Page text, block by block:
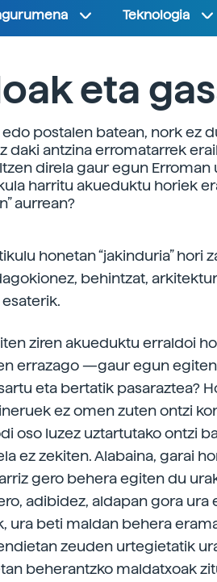
Teknologia
eta
edo postalen batean, nork ez
daki antzina erromatarrek
direla gaur egun
harritu akueduktu horiek
aurrean?
honetan “jakinduria” hori
behintzat,
ziren akueduktu erraldoi
errazago —gaur egun
eta bertatik pasaraztea?
ez omen zuten ontzi
oso luzez uztartutako ontzi
ez zekiten. Alabaina, garai
gero behera egiten du
adibidez, aldapan gora ura
ura beti maldan behera
zeuden urtegietatik
beherantzko maldatxoak